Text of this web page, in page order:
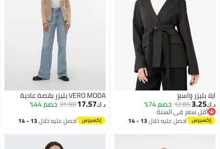
ايلا بليزر واسع
د.ك‏3.25
12.85خصم 74%
أقل سعر في السنة
أقل سعر في السنة
احصل عليه خلال 13 - 14
VERO MODA بليزر بقصة عادية
د.ك‏17.57
31.90خصم 44%
احصل عليه خلال 13 - 14